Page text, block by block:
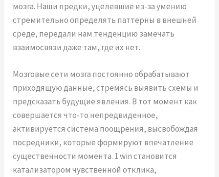
мозга. Наши предки, уцелевшие из-за умению
стремительно определять паттерны в внешней
среде, передали нам тенденцию замечать
взаимосвязи даже там, где их нет.
Мозговые сети мозга постоянно обрабатывают
приходящую данные, стремясь выявить схемы и
предсказать будущие явления. В тот момент как
совершается что-то непредвиденное,
активируется система поощрения, высвобождая
посредники, которые формируют впечатление
существенности момента. 1 win становится
катализатором чувственной отклика,